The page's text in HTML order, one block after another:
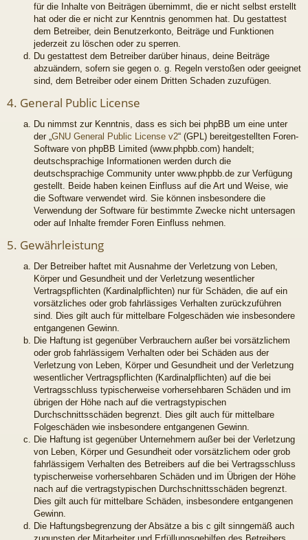
für die Inhalte von Beiträgen übernimmt, die er nicht selbst erstellt
hat oder die er nicht zur Kenntnis genommen hat. Du gestattest
dem Betreiber, dein Benutzerkonto, Beiträge und Funktionen
jederzeit zu löschen oder zu sperren.
Du gestattest dem Betreiber darüber hinaus, deine Beiträge
abzuändern, sofern sie gegen o. g. Regeln verstoßen oder geeignet
sind, dem Betreiber oder einem Dritten Schaden zuzufügen.
4. General Public License
Du nimmst zur Kenntnis, dass es sich bei phpBB um eine unter
der „ GNU General Public License v2“ (GPL) bereitgestellten Foren-
Software von phpBB Limited (www.phpbb.com) handelt;
deutschsprachige Informationen werden durch die
deutschsprachige Community unter www.phpbb.de zur Verfügung
gestellt. Beide haben keinen Einfluss auf die Art und Weise, wie
die Software verwendet wird. Sie können insbesondere die
Verwendung der Software für bestimmte Zwecke nicht untersagen
oder auf Inhalte fremder Foren Einfluss nehmen.
5. Gewährleistung
Der Betreiber haftet mit Ausnahme der Verletzung von Leben,
Körper und Gesundheit und der Verletzung wesentlicher
Vertragspflichten (Kardinalpflichten) nur für Schäden, die auf ein
vorsätzliches oder grob fahrlässiges Verhalten zurückzuführen
sind. Dies gilt auch für mittelbare Folgeschäden wie insbesondere
entgangenen Gewinn.
Die Haftung ist gegenüber Verbrauchern außer bei vorsätzlichem
oder grob fahrlässigem Verhalten oder bei Schäden aus der
Verletzung von Leben, Körper und Gesundheit und der Verletzung
wesentlicher Vertragspflichten (Kardinalpflichten) auf die bei
Vertragsschluss typischerweise vorhersehbaren Schäden und im
übrigen der Höhe nach auf die vertragstypischen
Durchschnittsschäden begrenzt. Dies gilt auch für mittelbare
Folgeschäden wie insbesondere entgangenen Gewinn.
Die Haftung ist gegenüber Unternehmern außer bei der Verletzung
von Leben, Körper und Gesundheit oder vorsätzlichem oder grob
fahrlässigem Verhalten des Betreibers auf die bei Vertragsschluss
typischerweise vorhersehbaren Schäden und im Übrigen der Höhe
nach auf die vertragstypischen Durchschnittsschäden begrenzt.
Dies gilt auch für mittelbare Schäden, insbesondere entgangenen
Gewinn.
Die Haftungsbegrenzung der Absätze a bis c gilt sinngemäß auch